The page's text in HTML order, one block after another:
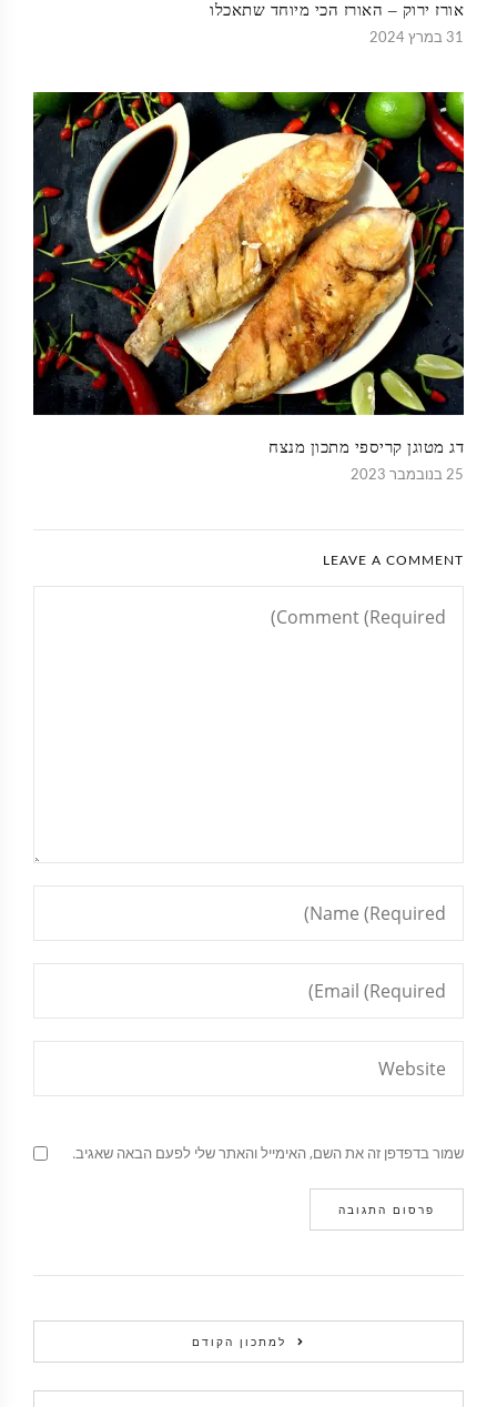
אורז ירוק – האורז הכי מיוחד שתאכלו
31 במרץ 2024
דג מטוגן קריספי מתכון מנצח
25 בנובמבר 2023
LEAVE A COMMENT
שמור בדפדפן זה את השם, האימייל והאתר שלי לפעם הבאה שאגיב.
למתכון הקודם